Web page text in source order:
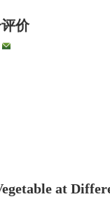
价
at